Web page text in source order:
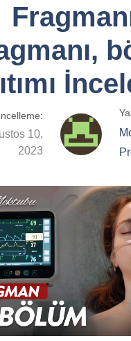
10,
2023